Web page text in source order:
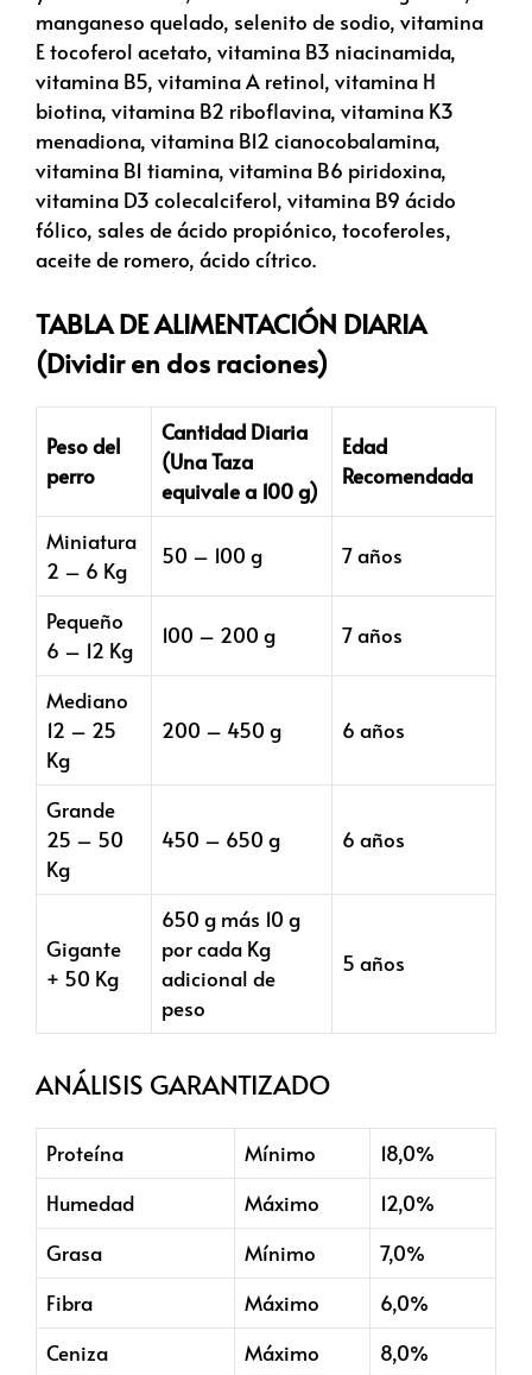
manganeso quelado, selenito de sodio, vitamina
E tocoferol acetato, vitamina B3 niacinamida,
vitamina B5, vitamina A retinol, vitamina H
biotina, vitamina B2 riboflavina, vitamina K3
menadiona, vitamina B12 cianocobalamina,
vitamina B1 tiamina, vitamina B6 piridoxina,
vitamina D3 colecalciferol, vitamina B9 ácido
fólico, sales de ácido propiónico, tocoferoles,
aceite de romero, ácido cítrico.
TABLA DE ALIMENTACIÓN DIARIA
(Dividir en dos raciones)
Peso del
perro
Cantidad Diaria
(Una Taza
equivale a 100 g)
Edad
Recomendada
Miniatura
2 – 6 Kg
50 – 100 g 7 años
Pequeño
6 – 12 Kg
100 – 200 g 7 años
Mediano
12 – 25
Kg
200 – 450 g 6 años
Grande
25 – 50
Kg
450 – 650 g 6 años
Gigante
+ 50 Kg
650 g más 10 g
por cada Kg
adicional de
peso
5 años
ANÁLISIS GARANTIZADO
Proteína Mínimo
18,0%
Humedad
Máximo
12,0%
Grasa
Mínimo
7,0%
Fibra
Máximo
6,0%
Ceniza
Máximo 8,0%